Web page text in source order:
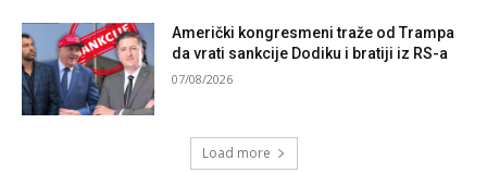
Američki kongresmeni traže od Trampa
da vrati sankcije Dodiku i bratiji iz RS-a
07/08/2026
Load more